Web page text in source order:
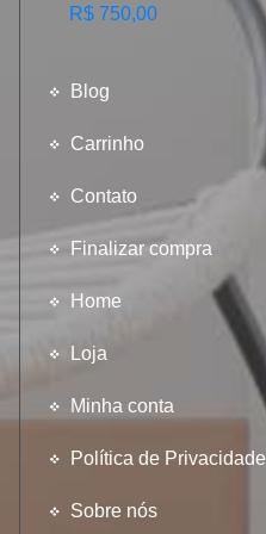
R$ 750,00
Blog
Carrinho
Contato
Finalizar compra
Home
Loja
Minha conta
Política de Privacidade
Sobre nós